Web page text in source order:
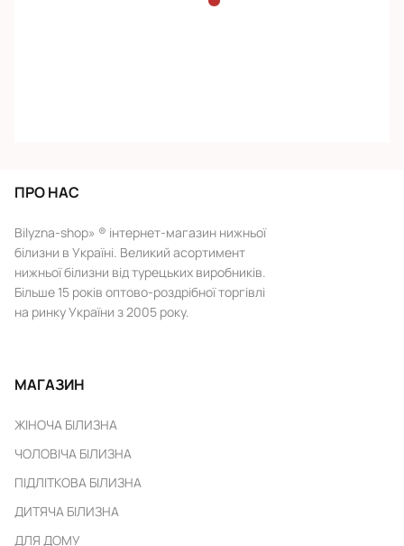
ПРО НАС
Bilyzna-shop» ® інтернет-магазин нижньої
білизни в Україні. Великий асортимент
нижньої білизни від турецьких виробників.
Більше 15 років оптово-роздрібної торгівлі
на ринку України з 2005 року.
МАГАЗИН
ЖІНОЧА БІЛИЗНА
ЧОЛОВІЧА БІЛИЗНА
ПІДЛІТКОВА БІЛИЗНА
ДИТЯЧА БІЛИЗНА
ДЛЯ ДОМУ